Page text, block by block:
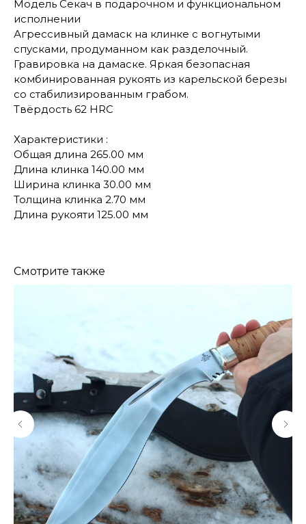
Модель Секач в подарочном и функциональном
исполнении
Агрессивный дамаск на клинке с вогнутыми
спусками, продуманном как разделочный.
Гравировка на дамаске. Яркая безопасная
комбинированная рукоять из карельской березы
со стабилизированным грабом.
Твёрдость 62 HRC
Характеристики :
Общая длина 265.00 мм
Длина клинка 140.00 мм
Ширина клинка 30.00 мм
Толщина клинка 2.70 мм
Длина рукояти 125.00 мм
Смотрите также
КОНТАКТЫ
Консультации по телефону и онлайн.
Будем рады продемонстрировать вам
нашу продукцию. Позвоните нам или
оставьте запрос на звонок менеджера
для консультации
Адрес:"НОЖИ ПАВЛОВО", 606104,
ул. Восточная, 3Б (самовывоз), г. Павлово,
Нижегородская обл., Россия
ООО "ПТФ" ИНН 6686090373
Часы работы: ПН-ПТ с 09.00 до 17.00